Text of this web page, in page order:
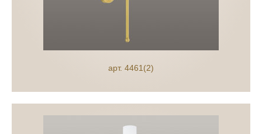
арт. 4461(2)